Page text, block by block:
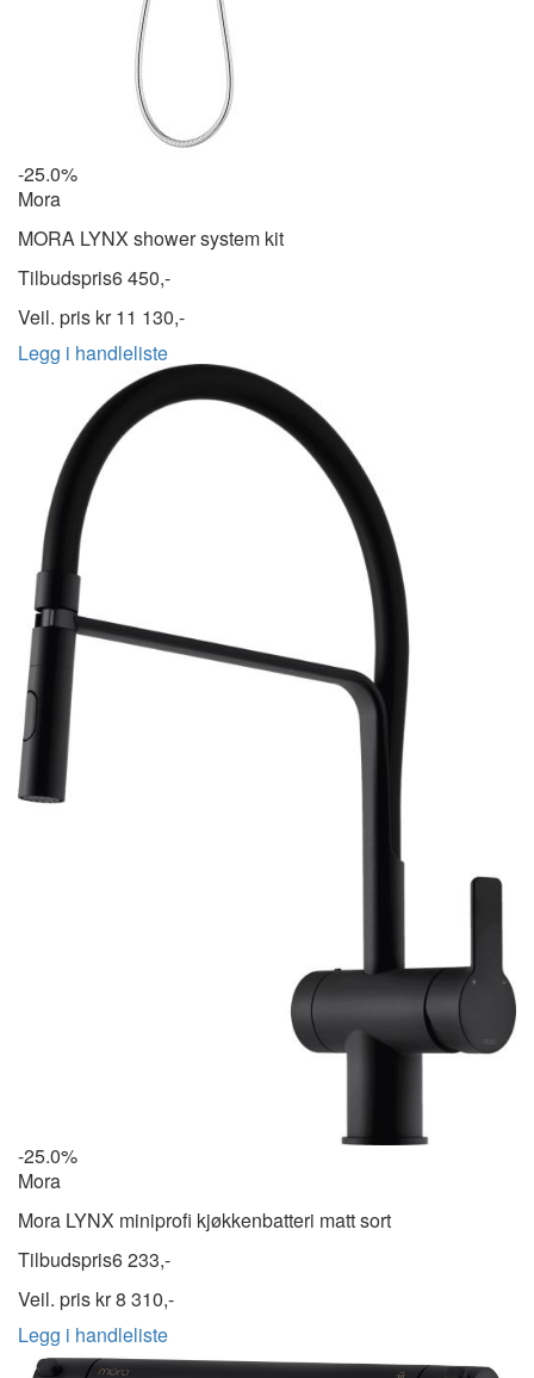
-25.0%
Mora
MORA LYNX shower system kit
Tilbudspris6 450,-
Veil. pris kr11 130,-
Legg i handleliste
-25.0%
Mora
Mora LYNX miniprofi kjøkkenbatteri matt sort
Tilbudspris6 233,-
Veil. pris kr8 310,-
Legg i handleliste